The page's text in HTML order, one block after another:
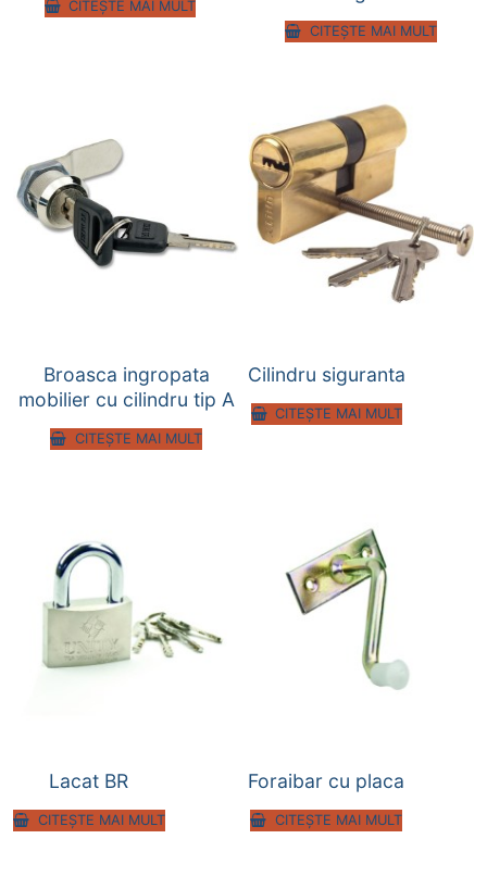
CITEȘTE MAI MULT
CITEȘTE MAI MULT
Broasca ingropata
mobilier cu cilindru tip A
CITEȘTE MAI MULT
Cilindru siguranta
CITEȘTE MAI MULT
Lacat BR
CITEȘTE MAI MULT
Foraibar cu placa
CITEȘTE MAI MULT